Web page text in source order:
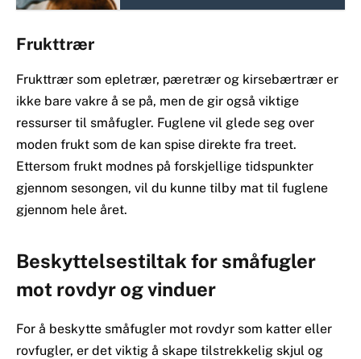
Frukttrær
Frukttrær som epletrær, pæretrær og kirsebærtrær er
ikke bare vakre å se på, men de gir også viktige
ressurser til småfugler. Fuglene vil glede seg over
moden frukt som de kan spise direkte fra treet.
Ettersom frukt modnes på forskjellige tidspunkter
gjennom sesongen, vil du kunne tilby mat til fuglene
gjennom hele året.
Beskyttelsestiltak for småfugler
mot rovdyr og vinduer
For å beskytte småfugler mot rovdyr som katter eller
rovfugler, er det viktig å skape tilstrekkelig skjul og